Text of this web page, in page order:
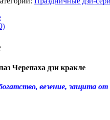
Черепаха дзи кракле
везение, защита